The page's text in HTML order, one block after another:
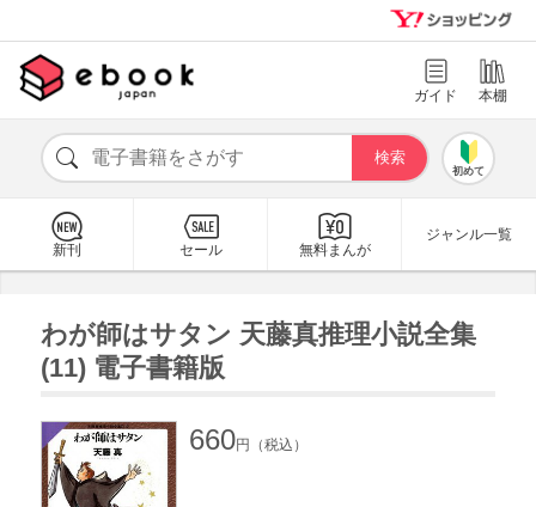
ガイド 本棚
初めて
新刊 セール 無料まんが
ジャンル一覧
わが師はサタン 天藤真推理小説全集
(11) 電子書籍版
660円（税込）